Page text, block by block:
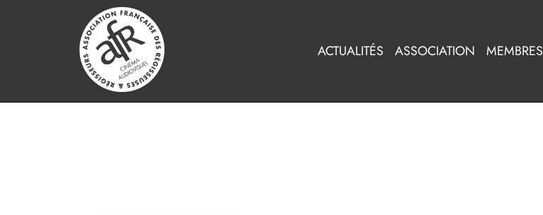
ACTUALITÉS ASSOCIATION MEMBRES